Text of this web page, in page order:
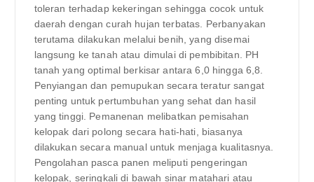
toleran terhadap kekeringan sehingga cocok untuk
daerah dengan curah hujan terbatas. Perbanyakan
terutama dilakukan melalui benih, yang disemai
langsung ke tanah atau dimulai di pembibitan. PH
tanah yang optimal berkisar antara 6,0 hingga 6,8.
Penyiangan dan pemupukan secara teratur sangat
penting untuk pertumbuhan yang sehat dan hasil
yang tinggi. Pemanenan melibatkan pemisahan
kelopak dari polong secara hati-hati, biasanya
dilakukan secara manual untuk menjaga kualitasnya.
Pengolahan pasca panen meliputi pengeringan
kelopak, seringkali di bawah sinar matahari atau